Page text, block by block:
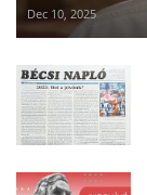
Dec 10, 2025